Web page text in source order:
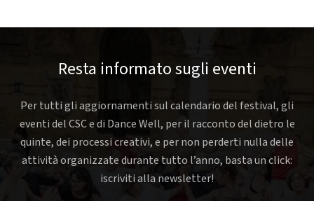
Resta informato sugli eventi
Per tutti gli aggiornamenti sul calendario del festival, gli
eventi del CSC e di Dance Well, per il racconto del dietro le
quinte, dei processi creativi, e per non perderti nulla delle
attività organizzate durante tutto l’anno, basta un click:
iscriviti alla newsletter!